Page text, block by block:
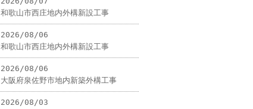
和歌山市西庄地内外構新設工事
2026/08/06
和歌山市西庄地内外構新設工事
2026/08/06
大阪府泉佐野市地内新築外構工事
2026/08/03